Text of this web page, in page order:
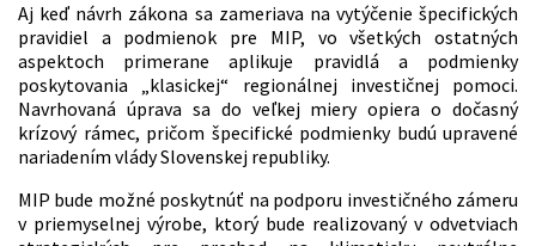
Aj keď návrh zákona sa zameriava na vytýčenie špecifických
pravidiel a podmienok pre MIP, vo všetkých ostatných
aspektoch primerane aplikuje pravidlá a podmienky
poskytovania „klasickej“ regionálnej investičnej pomoci.
Navrhovaná úprava sa do veľkej miery opiera o dočasný
krízový rámec, pričom špecifické podmienky budú upravené
nariadením vlády Slovenskej republiky.
MIP bude možné poskytnúť na podporu investičného zámeru
v priemyselnej výrobe, ktorý bude realizovaný v odvetviach